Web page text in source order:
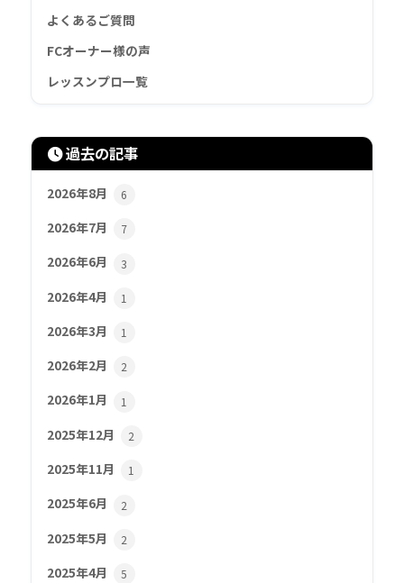
よくあるご質問
FCオーナー様の声
レッスンプロ一覧
過去の記事
2026年8月 6
2026年7月 7
2026年6月 3
2026年4月 1
2026年3月 1
2026年2月 2
2026年1月 1
2025年12月 2
2025年11月 1
2025年6月 2
2025年5月 2
2025年4月 5